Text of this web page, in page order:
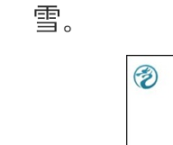
雪。